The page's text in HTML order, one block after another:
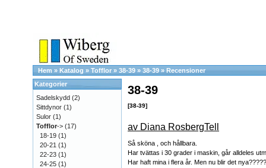
Hem » Katalog » Tofflor » 38-39 » 38-39 » Recensioner
38-39
[38-39]
av Diana RosbergTell
Så sköna , och hållbara.
Har tvättas i 30 grader i maskin, går alldeles
Har haft mina i flera år. Men nu blir det
Kategorier
Sadelskydd (2)
Sittdynor (1)
Sulor (1)
Tofflor-> (17)
18-19 (1)
20-21 (1)
22-23 (1)
24-25 (1)